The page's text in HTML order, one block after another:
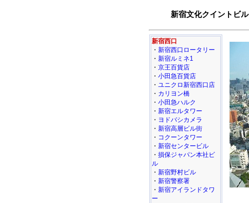
新宿文化クイントビル
新宿西口
・ 新宿西口ロータリー
・ 新宿ルミネ1
・ 京王百貨店
・ 小田急百貨店
・ ユニクロ新宿西口店
・ カリヨン橋
・ 小田急ハルク
・ 新宿エルタワー
・ ヨドバシカメラ
・ 新宿高層ビル街
・ コクーンタワー
・ 新宿センタービル
・ 損保ジャパン本社ビ
ル
・ 新宿野村ビル
・ 新宿警察署
・ 新宿アイランドタワ
ー